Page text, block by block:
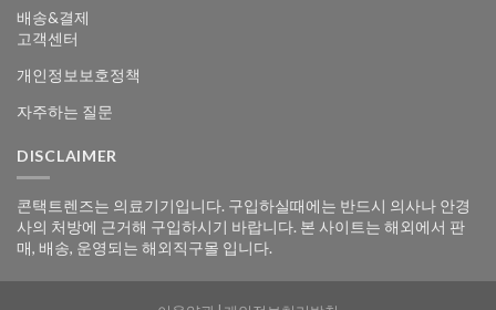
배송&결제
고객센터
개인정보보호정책
자주하는 질문
DISCLAIMER
콘택트렌즈는 의료기기입니다. 구입하실때에는 반드시 의사나 안경
사의 처방에 근거해 구입하시기 바랍니다. 본 사이트는 해외에서 판
매, 배송, 운영되는 해외직구몰 입니다.